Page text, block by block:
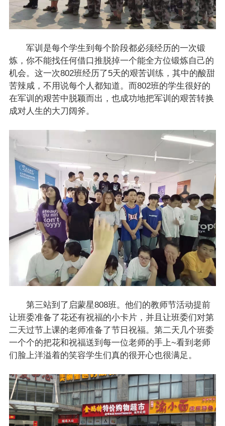
军训是每个学生到每个阶段都必须经历的一次锻
炼，你不能找任何借口推脱掉一个能全方位锻炼自己的
机会。这一次802班经历了5天的艰苦训练，其中的酸甜
苦辣咸，不用说每个人都知道。而802班的学生很好的
在军训的艰苦中脱颖而出，也成功地把军训的艰苦转换
成对人生的大刀阔斧。
第三站到了启蒙星808班。他们的教师节活动提前
让班委准备了花还有祝福的小卡片，并且让班委们对第
二天过节上课的老师准备了节日祝福。第二天几个班委
一个个的把花和祝福送到每一位老师的手上~看到老师
们脸上洋溢着的笑容学生们真的很开心也很满足。